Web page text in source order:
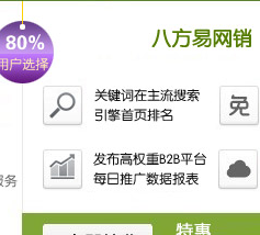
要求等因素。确保遵循环保
厂污水处理的要目标。